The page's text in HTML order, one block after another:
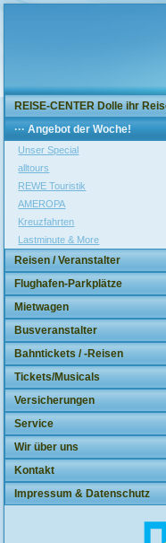
REISE-CENTER Dolle ihr
··· Angebot der Woche!
Unser Special
alltours
REWE Touristik
AMEROPA
Kreuzfahrten
Lastminute & More
Reisen / Veranstalter
Flughafen-Parkplätze
Mietwagen
Busveranstalter
Bahntickets / -Reisen
Tickets/Musicals
Versicherungen
Service
Wir über uns
Kontakt
Impressum & Datenschutz